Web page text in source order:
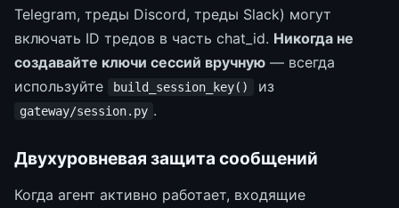
Telegram, треды Discord, треды Slack) могут
включать ID тредов в часть chat_id. Никогда не
создавайте ключи сессий вручную — всегда
используйте
build_session_key() из
gateway/session.py .
Двухуровневая защита сообщений
Когда агент активно работает, входящие